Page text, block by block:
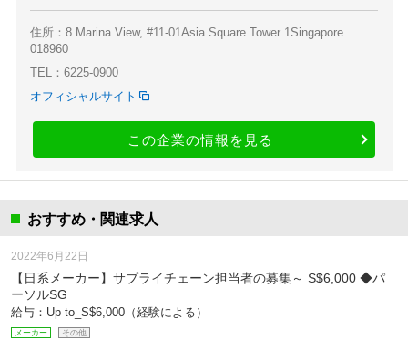
住所：8 Marina View, #11-01Asia Square Tower 1Singapore
018960
TEL：6225-0900
オフィシャルサイト
この企業の情報を見る
おすすめ・関連求人
【日系メーカー】サプライチェーン担当者の募集～ S$6,000 ◆パ
ーソルSG
給与：Up to_S$6,000（経験による）
メーカー その他
2022年6月22日